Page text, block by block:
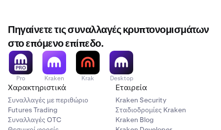
Πηγαίνετε τις συναλλαγές κρυπτονομισμάτων
στο επόμενο επίπεδο.
Pro Kraken Krak Desktop
Χαρακτηριστικά
Συναλλαγές με περιθώριο
Futures Trading
Συναλλαγές OTC
Εταιρεία
Kraken Security
Σταδιοδρομίες Kraken
Kraken Blog